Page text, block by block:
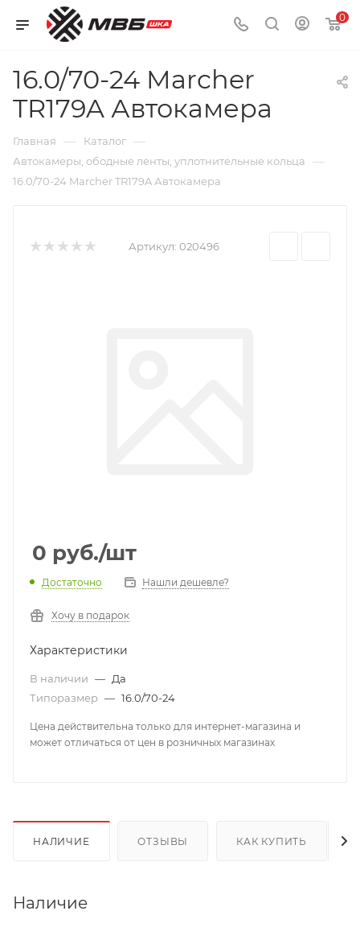
0
16.0/70-24 Marcher
TR179A Автокамера
Главная — Каталог —
Автокамеры, ободные ленты, уплотнительные кольца —
16.0/70-24 Marcher TR179A Автокамера
Артикул: 020496
0 руб./шт
Достаточно Нашли дешевле?
Хочу в подарок
Характеристики
В наличии — Да
Типоразмер — 16.0/70-24
Цена действительна только для интернет-магазина и
может отличаться от цен в розничных магазинах
НАЛИЧИЕ ОТЗЫВЫ КАК КУПИТЬ
Наличие